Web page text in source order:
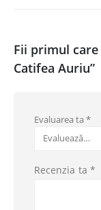
Fii primul
Catifea Auriu”
Evaluarea ta *
Recenzia ta *